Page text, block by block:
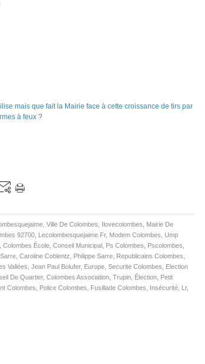
Ville De Colombes Ilovecolombes
Mairie De
92700 Lecolombesquejaime.fr, Modem Colombes
Ump
Colombes École Conseil Municipal Ps Colombes Pscolombes
Caroline Coblentz Philippe Sarre Republicains Colombes
Vallées Jean Paul Bolufer, Europe Securite Colombes
Election
De Quartier, Colombes Association Trupin Élection Petit
Colombes Police Colombes Fusillade Colombes Insécurité Lr,